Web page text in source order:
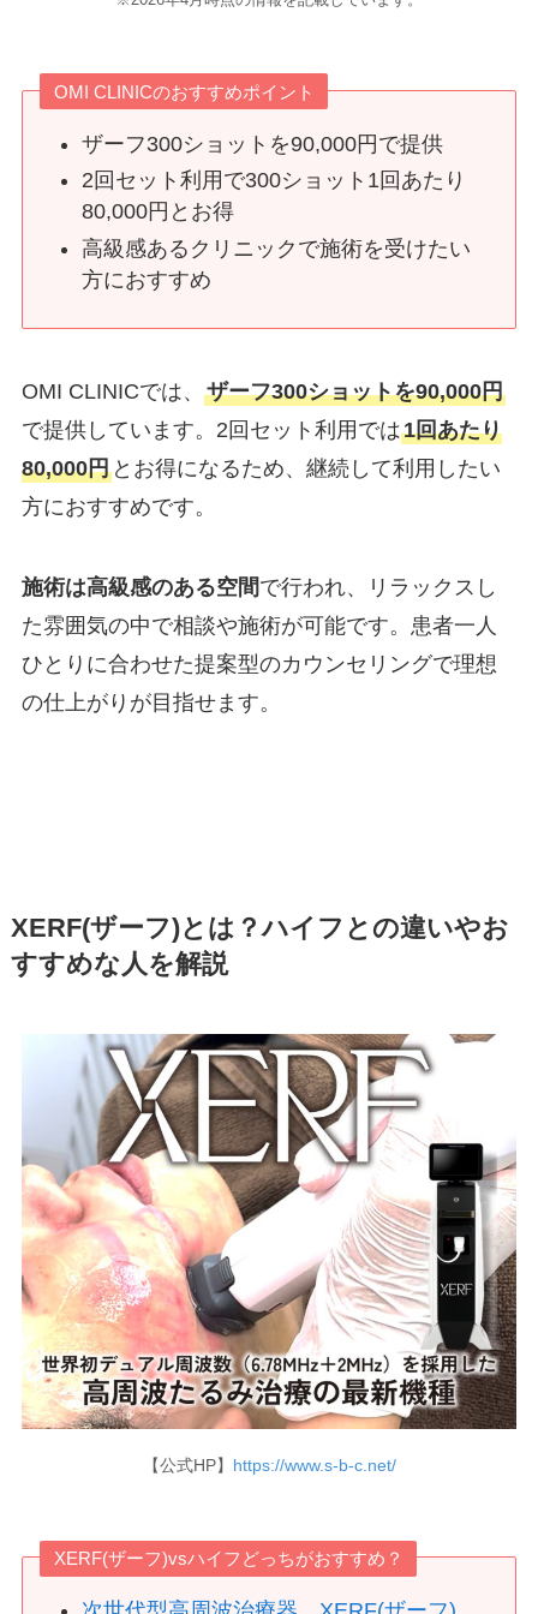
OMI CLINICのおすすめポイント
ザーフ300ショットを90,000円で提供
2回セット利用で300ショット1回あたり
80,000円とお得
高級感あるクリニックで施術を受けたい
方におすすめ
OMI CLINICでは、 ザーフ300ショットを90,000円
で提供しています。2回セット利用では1回あたり
80,000円とお得になるため、継続して利用したい
方におすすめです。
施術は高級感のある空間で行われ、リラックスし
た雰囲気の中で相談や施術が可能です。患者一人
ひとりに合わせた提案型のカウンセリングで理想
の仕上がりが目指せます。
XERF(ザーフ)とは？ハイフとの違いやお
すすめな人を解説
【公式HP】 https://www.s-b-c.net/
XERF(ザーフ)vsハイフどっちがおすすめ？